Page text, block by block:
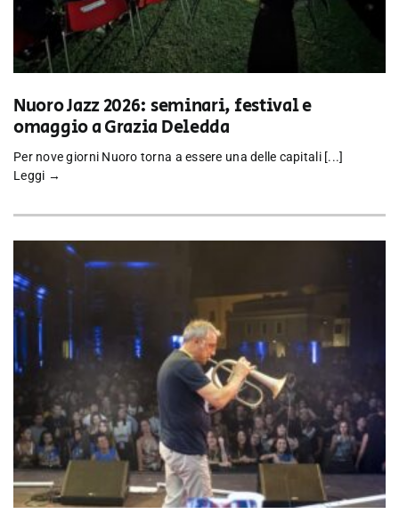
Nuoro Jazz 2026: seminari, festival e
omaggio a Grazia Deledda
Per nove giorni Nuoro torna a essere una delle capitali [...]
Leggi →